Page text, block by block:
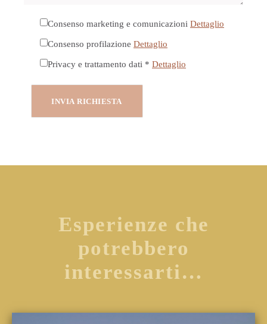
Consenso marketing e comunicazioni Dettaglio
Consenso profilazione Dettaglio
Privacy e trattamento dati * Dettaglio
Esperienze che
potrebbero
interessarti…